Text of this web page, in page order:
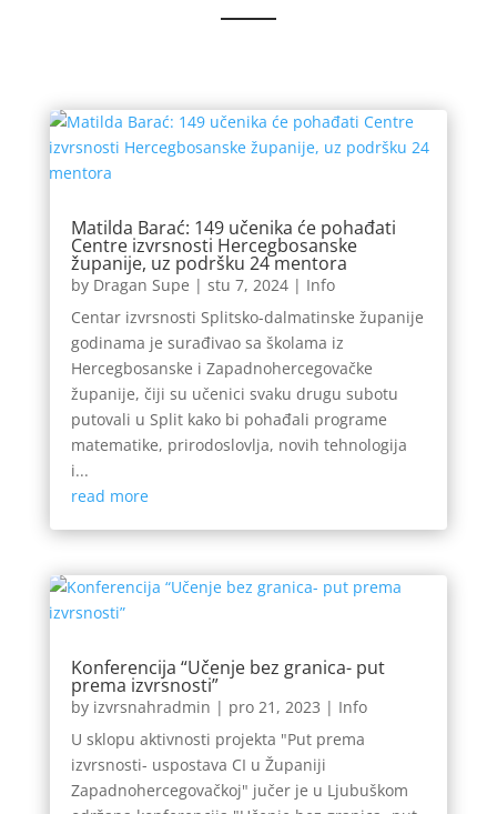
Matilda Barać: 149 učenika će pohađati
Centre izvrsnosti Hercegbosanske
županije, uz podršku 24 mentora
by Dragan Supe | stu 7, 2024| Info
Centar izvrsnosti Splitsko-dalmatinske županije
godinama je surađivao sa školama iz
Hercegbosanske i Zapadnohercegovačke
županije, čiji su učenici svaku drugu subotu
putovali u Split kako bi pohađali programe
matematike, prirodoslovlja, novih tehnologija
i...
read more
Konferencija “Učenje bez granica- put
prema izvrsnosti”
by izvrsnahradmin | pro 21, 2023 | Info
U sklopu aktivnosti projekta "Put prema
izvrsnosti- uspostava CI u Županiji
Zapadnohercegovačkoj" jučer je u Ljubuškom